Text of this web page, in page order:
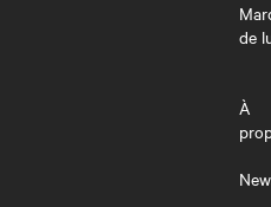
de
À